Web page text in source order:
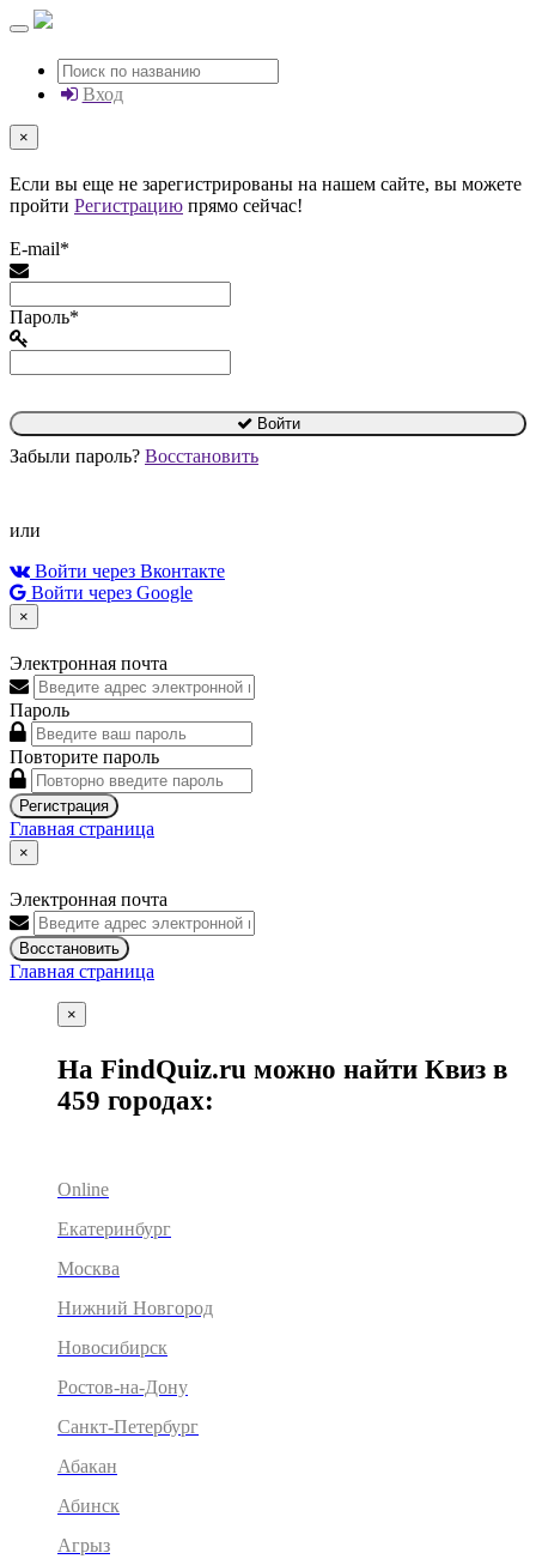
Вход
×
Если вы еще не зарегистрированы на нашем сайте, вы можете
пройти Регистрацию прямо сейчас!
E-mail*
Пароль*
Войти
Забыли пароль? Восстановить
или
Войти через Вконтакте
Войти через Google
×
Электронная почта
Пароль
Повторите пароль
Регистрация
Главная страница
×
Электронная почта
Восстановить
Главная страница
×
На FindQuiz.ru можно найти Квиз в
459 городах:
Online
Екатеринбург
Москва
Нижний Новгород
Новосибирск
Ростов-на-Дону
Санкт-Петербург
Абакан
Абинск
Агрыз